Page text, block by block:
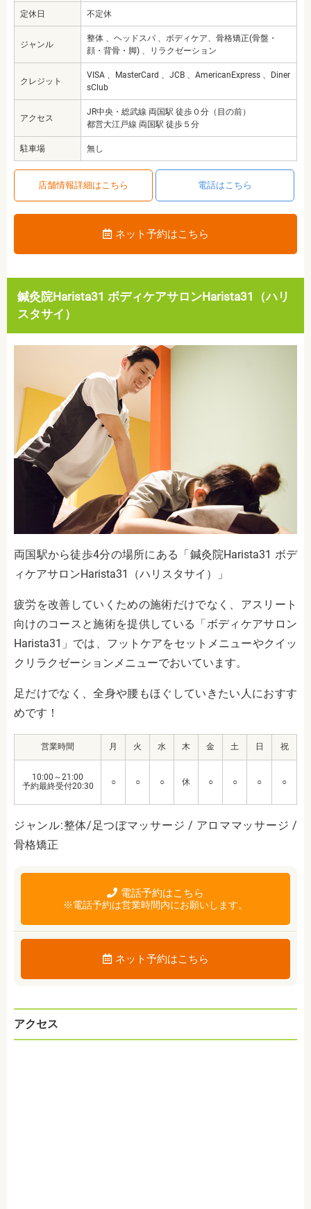
定休日 不定休
ジャンル
整体 、ヘッドスパ 、ボディケア、骨格矯正(骨盤・
顔・背骨・脚) 、リラクゼーション
クレジット
VISA 、MasterCard 、JCB 、AmericanExpress 、Diner
sClub
アクセス
JR中央・総武線 両国駅 徒歩０分（目の前）
都営大江戸線 両国駅 徒歩５分
駐車場 無し
店舗情報詳細はこちら 電話はこちら
ネット予約はこちら
鍼灸院Harista31 ボディケアサロンHarista31（ハリ
スタサイ）
両国駅から徒歩4分の場所にある「鍼灸院Harista31 ボデ
ィケアサロンHarista31（ハリスタサイ）」
疲労を改善していくための施術だけでなく、アスリート
向けのコースと施術を提供している「ボディケアサロン
Harista31」では、フットケアをセットメニューやクイッ
クリラクゼーションメニューでおいています。
足だけでなく、全身や腰もほぐしていきたい人におすす
めです！
営業時間 月 火 水 木 金 土 日 祝
10:00～21:00
予約最終受付20:30
○ ○ ○ 休 ○ ○ ○ ○
ジャンル:整体/足つぼマッサージ / アロママッサージ /
骨格矯正
電話予約はこちら
※電話予約は営業時間内にお願いします。
ネット予約はこちら
アクセス